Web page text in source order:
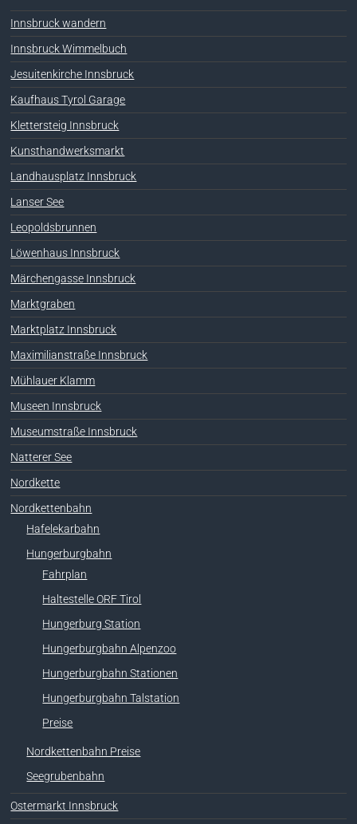
Innsbruck wandern
Innsbruck Wimmelbuch
Jesuitenkirche Innsbruck
Kaufhaus Tyrol Garage
Klettersteig Innsbruck
Kunsthandwerksmarkt
Landhausplatz Innsbruck
Lanser See
Leopoldsbrunnen
Löwenhaus Innsbruck
Märchengasse Innsbruck
Marktgraben
Marktplatz Innsbruck
Maximilianstraße Innsbruck
Mühlauer Klamm
Museen Innsbruck
Museumstraße Innsbruck
Natterer See
Nordkette
Nordkettenbahn
Hafelekarbahn
Hungerburgbahn
Fahrplan
Haltestelle ORF Tirol
Hungerburg Station
Hungerburgbahn Alpenzoo
Hungerburgbahn Stationen
Hungerburgbahn Talstation
Preise
Nordkettenbahn Preise
Seegrubenbahn
Ostermarkt Innsbruck